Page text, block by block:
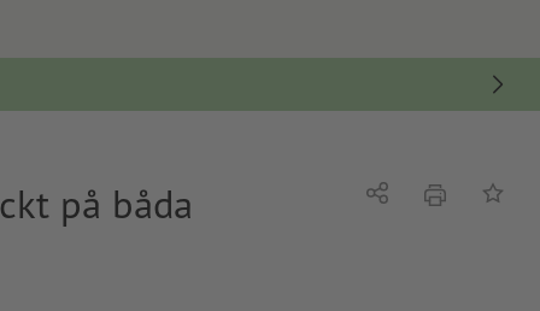
på båda
Dela erbjudande
På